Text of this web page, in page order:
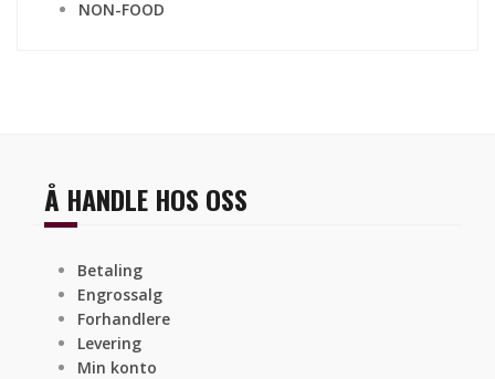
NON-FOOD
Å HANDLE HOS OSS
Betaling
Engrossalg
Forhandlere
Levering
Min konto